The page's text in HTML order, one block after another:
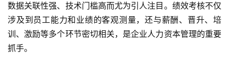
数据关联性强、技术门槛高而尤为引人注目。绩效考核不仅
涉及到员工能力和业绩的客观测量，还与薪酬、晋升、培
训、激励等多个环节密切相关，是企业人力资本管理的重要
抓手。